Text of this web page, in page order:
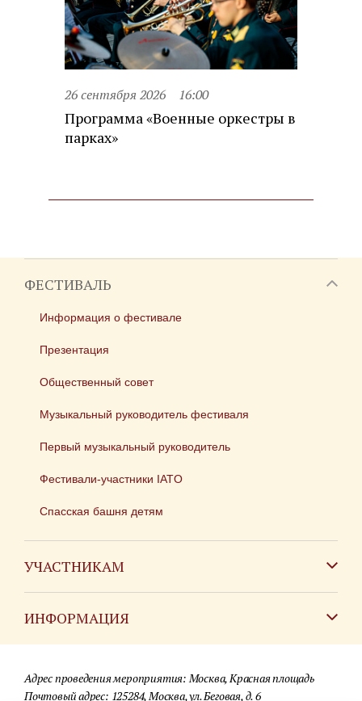
26 сентября 2026 16:00
Программа «Военные оркестры в
парках»
ФЕСТИВАЛЬ
Информация о фестивале
Презентация
Общественный совет
Музыкальный руководитель фестиваля
Первый музыкальный руководитель
Фестивали-участники IATO
Спасская башня детям
УЧАСТНИКАМ
ИНФОРМАЦИЯ
Для СМИ
Адрес проведения мероприятия: Москва, Красная площадь
Почтовый адрес: 125284, Москва, ул. Беговая, д. 6